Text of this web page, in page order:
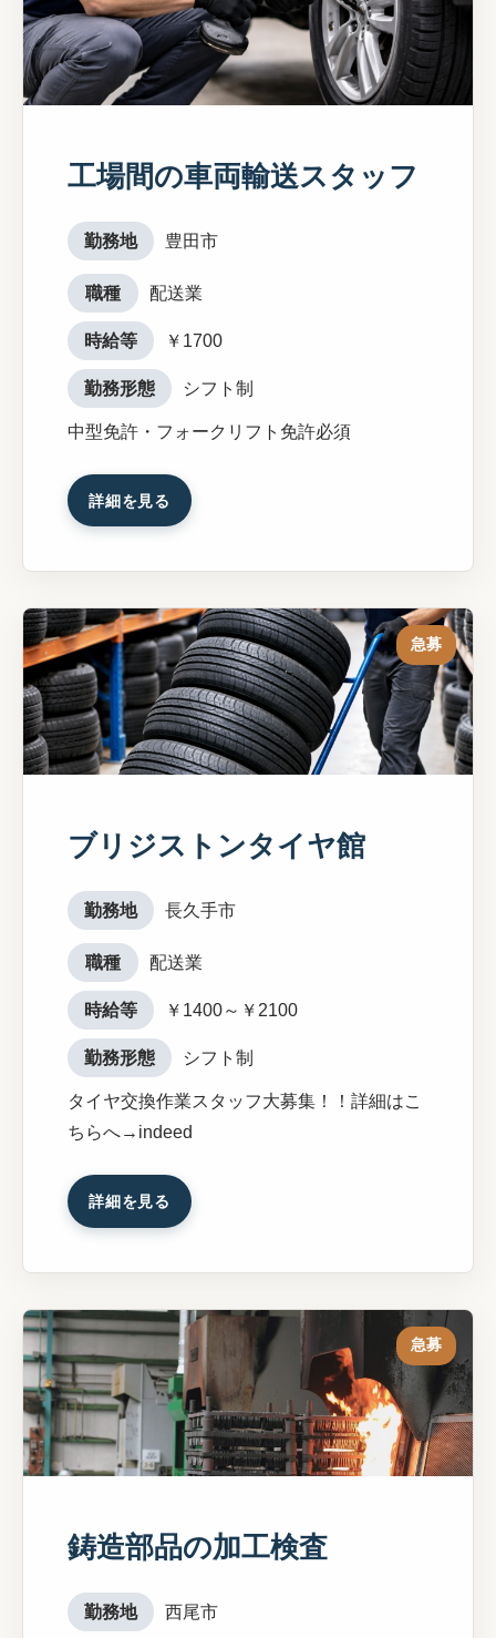
工場間の車両輸送スタッフ
勤務地 豊田市
職種 配送業
時給等 ￥1700
勤務形態 シフト制
中型免許・フォークリフト免許必須
詳細を見る
急募
ブリジストンタイヤ館
勤務地 長久手市
職種 配送業
時給等 ￥1400～￥2100
勤務形態 シフト制
タイヤ交換作業スタッフ大募集！！詳細はこ
ちらへ→indeed
詳細を見る
急募
鋳造部品の加工検査
勤務地 西尾市